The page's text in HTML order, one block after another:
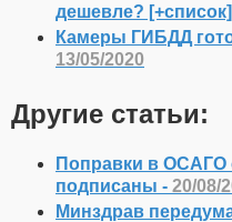
дешевле?
Камеры ГИБДД
13/05/2020
Другие статьи:
Поправки в ОСАГО
подписаны - 20/08/
Минздрав